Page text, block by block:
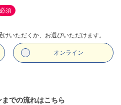
必須
いただくか、お選びいただけます。
オンライン
までの流れはこちら